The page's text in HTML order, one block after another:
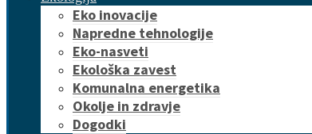
Eko inovacije
Napredne tehnologije
Eko-nasveti
Ekološka zavest
Komunalna energetika
Okolje in zdravje
Dogodki